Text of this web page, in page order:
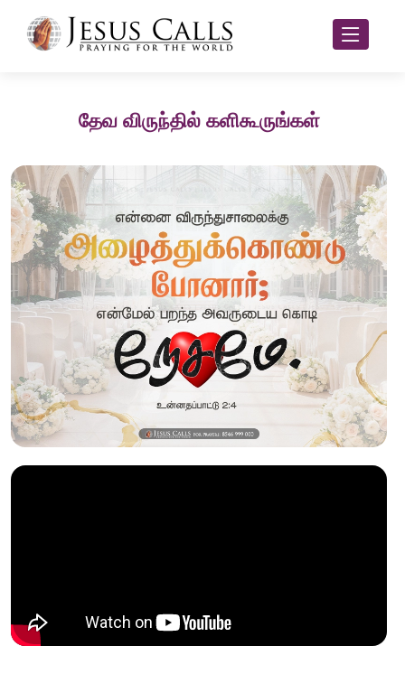
தேவ விருந்தில் களிகூருங்கள்